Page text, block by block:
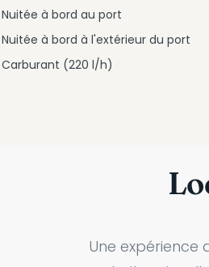
Nuitée à bord au port
Nuitée à bord à l'extérieur du port
Carburant (220 l/h)
Une expérience